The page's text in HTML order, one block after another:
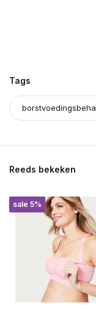
Tags
borstvoedingsbeha
Reeds bekeken
sale 5%